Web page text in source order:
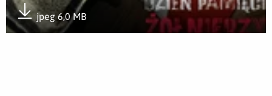
jpeg 6,0 MB
Pobierz załącznik